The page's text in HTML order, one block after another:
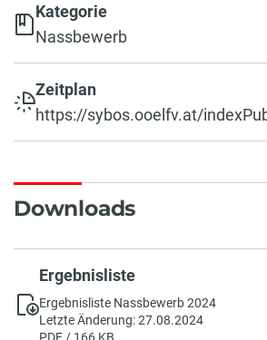
Kategorie
Nassbewerb
Zeitplan
https://sybos.ooelfv.at/
Downloads
Ergebnisliste
Ergebnisliste Nassbewerb 2024
Letzte Änderung: 27.08.2024